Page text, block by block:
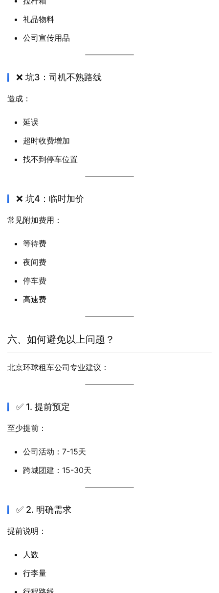
礼品物料
公司宣传用品
❌ 坑3：司机不熟路线
造成：
延误
超时收费增加
找不到停车位置
❌ 坑4：临时加价
常见附加费用：
等待费
夜间费
停车费
高速费
六、如何避免以上问题？
北京环球租车公司专业建议：
✅ 1. 提前预定
至少提前：
公司活动：7-15天
跨城团建：15-30天
✅ 2. 明确需求
提前说明：
人数
行李量